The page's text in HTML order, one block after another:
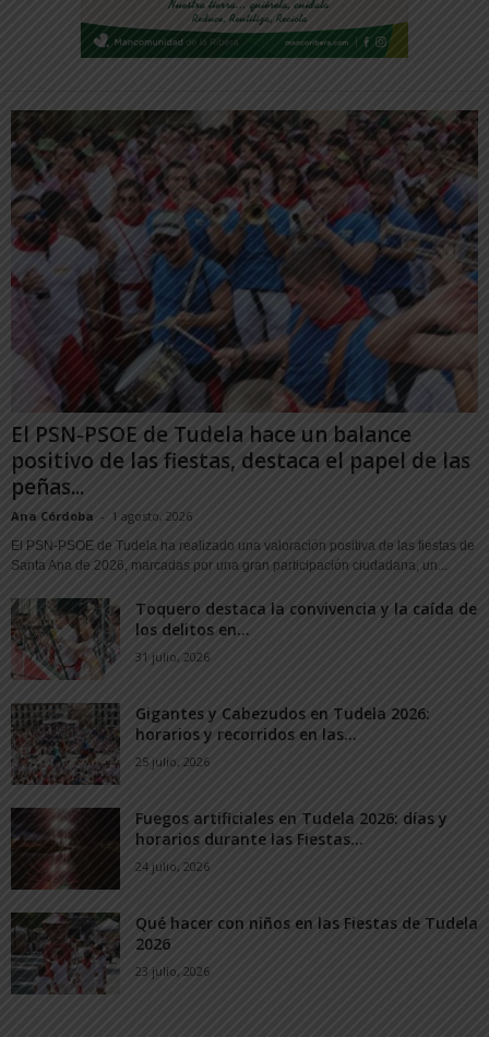
El PSN-PSOE de Tudela hace un balance
positivo de las fiestas, destaca el papel de las
peñas...
Ana Córdoba - 1 agosto, 2026
El PSN-PSOE de Tudela ha realizado una valoración positiva de las fiestas de
Santa Ana de 2026, marcadas por una gran participación ciudadana, un...
Toquero destaca la convivencia y la caída de
los delitos en...
31 julio, 2026
Gigantes y Cabezudos en Tudela 2026:
horarios y recorridos en las...
25 julio, 2026
Fuegos artificiales en Tudela 2026: días y
horarios durante las Fiestas...
24 julio, 2026
Qué hacer con niños en las Fiestas de Tudela
2026
23 julio, 2026